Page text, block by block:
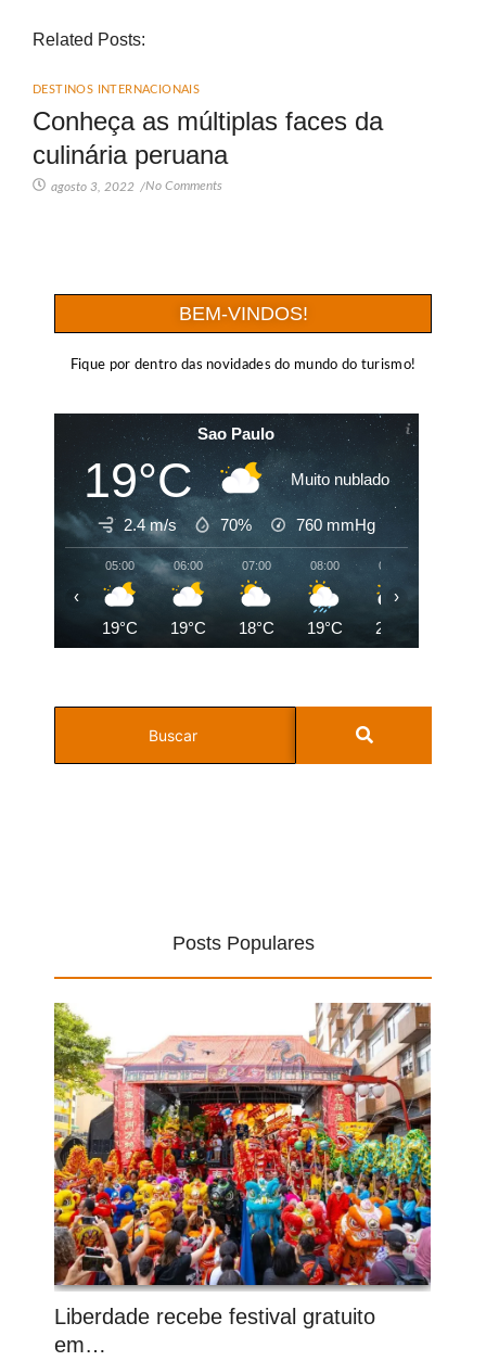
Related Posts:
DESTINOS INTERNACIONAIS
Conheça as múltiplas faces da
culinária peruana
agosto 3, 2022 /No Comments
BEM-VINDOS!
Fique por dentro das novidades do mundo do turismo!
Sao Paulo
19°C Muito nublado
2.4 m/s 70% 760 mmHg
05:00
19°C
06:00
19°C
07:00
18°C
08:00
19°C
09:00
20°C
‹ ›
Posts Populares
Liberdade recebe festival gratuito
em…